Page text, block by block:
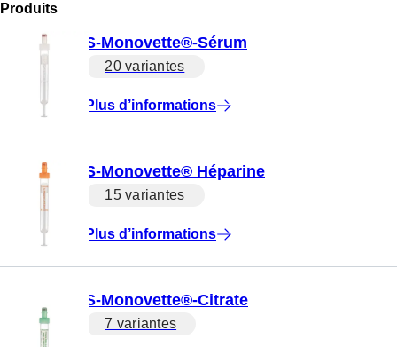
Produits
S-Monovette®-Sérum
20 variantes
Plus d’informations
S-Monovette® Héparine
15 variantes
Plus d’informations
S-Monovette®-Citrate
7 variantes